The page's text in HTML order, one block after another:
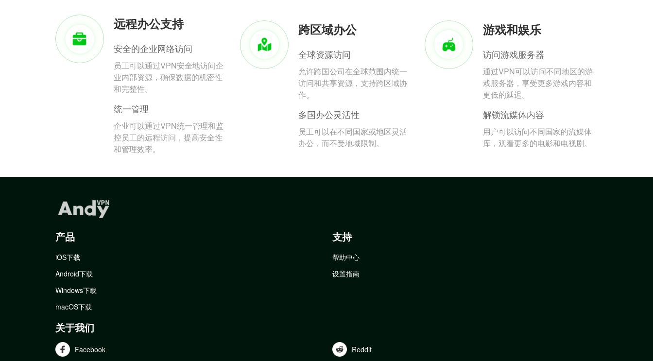
远程办公支持
安全的企业网络访问
员工可以通过VPN安全地访问企
业内部资源，确保数据的机密性
和完整性。
统一管理
企业可以通过VPN统一管理和监
控员工的远程访问，提高安全性
和管理效率。
跨区域办公
全球资源访问
允许跨国公司在全球范围内统一
访问和共享资源，支持跨区域协
作。
多国办公灵活性
员工可以在不同国家或地区灵活
办公，而不受地域限制。
游戏和娱乐
访问游戏服务器
通过VPN可以访问不同地区的游
戏服务器，享受更多游戏内容和
更低的延迟。
解锁流媒体内容
用户可以访问不同国家的流媒体
库，观看更多的电影和电视剧。
产品
iOS下载
Android下载
Windows下载
macOS下载
支持
帮助中心
设置指南
关于我们
Facebook Reddit